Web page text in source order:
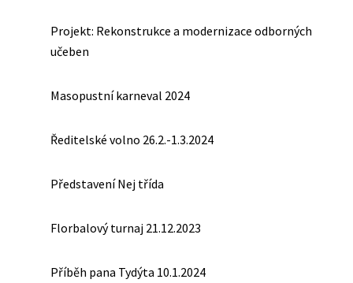
Projekt: Rekonstrukce a modernizace odborných
učeben
Masopustní karneval 2024
Ředitelské volno 26.2.-1.3.2024
Představení Nej třída
Florbalový turnaj 21.12.2023
Příběh pana Tydýta 10.1.2024